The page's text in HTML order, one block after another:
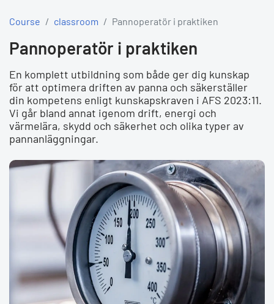
Course classroom Pannoperatör i praktiken
Pannoperatör i praktiken
En komplett utbildning som både ger dig kunskap
för att optimera driften av panna och säkerställer
din kompetens enligt kunskapskraven i AFS 2023:11.
Vi går bland annat igenom drift, energi och
värmelära, skydd och säkerhet och olika typer av
pannanläggningar.